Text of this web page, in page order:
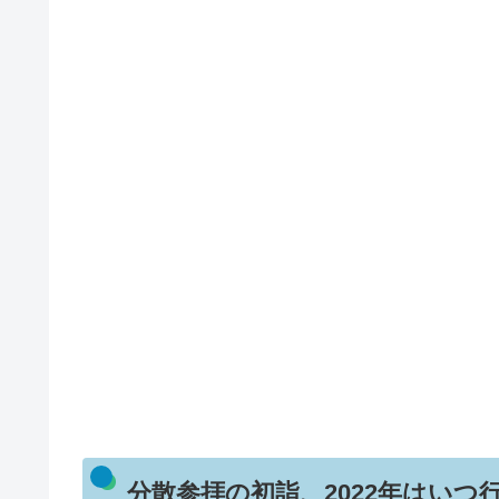
分散参拝の初詣、2022年はいつ